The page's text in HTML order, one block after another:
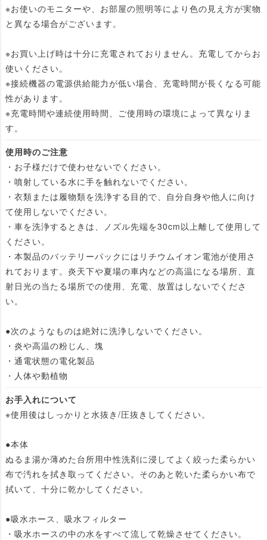
※お使いのモニターや、お部屋の照明等により色の見え方が実物
と異なる場合がございます。
※お買い上げ時は十分に充電されておりません。充電してからお
使いください。
※接続機器の電源供給能力が低い場合、充電時間が長くなる可能
性があります。
※充電時間や連続使用時間、ご使用時の環境によって異なりま
す。
使用時のご注意
・お子様だけで使わせないでください。
・噴射している水に手を触れないでください。
・衣類または履物類を洗浄する目的で、自分自身や他人に向け
て使用しないでください。
・車を洗浄するときは、ノズル先端を30cm以上離して使用して
ください。
・本製品のバッテリーパックにはリチウムイオン電池が使用さ
れております。炎天下や夏場の車内などの高温になる場所、直
射日光の当たる場所での使用、充電、放置はしないでくださ
い。
●次のようなものは絶対に洗浄しないでください。
・炎や高温の粉じん、塊
・通電状態の電化製品
・人体や動植物
お手入れについて
※使用後はしっかりと水抜き/圧抜きしてください。
●本体
ぬるま湯か薄めた台所用中性洗剤に浸してよく絞った柔らかい
布で汚れを拭き取ってください。そのあと乾いた柔らかい布で
拭いて、十分に乾かしてください。
●吸水ホース、吸水フィルター
・吸水ホースの中の水をすべて流して乾燥させてください。